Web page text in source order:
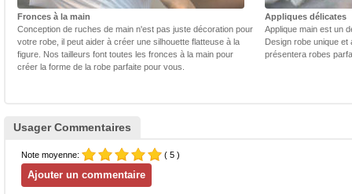
Fronces à la main
Conception de ruches de main n'est pas juste décoration pour
votre robe, il peut aider à créer une silhouette flatteuse à la
figure. Nos tailleurs font toutes les fronces à la main pour
créer la forme de la robe parfaite pour vous.
Appliques délicates
Applique main est un
Design robe unique et
présentera robes
Usager Commentaires
Note moyenne: ( 5 )